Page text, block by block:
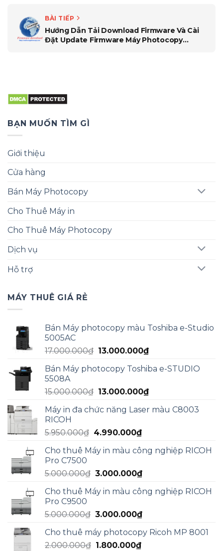
BÀI TIẾP
Hướng Dẫn Tải Download Firmware Và Cài
Đặt Update Firmware Máy Photocopy
BẠN MUỐN TÌM GÌ
Giới thiệu
Cửa hàng
Bán Máy Photocopy
Cho Thuê Máy in
Cho Thuê Máy Photocopy
Dịch vụ
Hỗ trợ
MÁY THUÊ GIÁ RẺ
Bán Máy photocopy màu Toshiba e-Studio
5005AC
17.000.000₫ Giá
là:
13.000.000₫Giá
tại
13.000.000₫.
Bán Máy photocopy Toshiba e-STUDIO
5508A
15.000.000₫ Giá
là:
13.000.000₫Giá
tại
Máy in đa chức năng Laser màu C8003
RICOH
5.950.000₫ Giá
là:
4.990.000₫Giá
tại
4.990.000₫.
Cho thuê Máy in màu công nghiệp RICOH
Pro C7500
5.000.000₫ Giá
là:
3.000.000₫Giá
tại
3.000.000₫.
Cho thuê Máy in màu công nghiệp RICOH
Pro C9500
5.000.000₫ Giá
là:
5.000.000₫.
3.000.000₫Giá
tại
Cho thuê máy photocopy Ricoh MP 8001
2.000.000₫ Giá
1.800.000₫Giá